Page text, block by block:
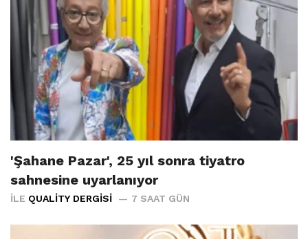
'Şahane Pazar', 25 yıl sonra tiyatro
sahnesine uyarlanıyor
İLE QUALITY DERGISI 7 SAAT GÜN